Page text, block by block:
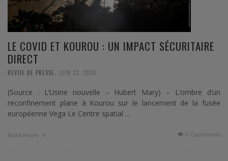
LE COVID ET KOUROU : UN IMPACT SÉCURITAIRE
DIRECT
REVUE DE PRESSE, JUIN 23, 2020
(Source : L’Usine nouvelle – Hubert Mary) – L’ombre d’un
reconfinement plane à Kourou sur le lancement de la fusée
européenne Vega Le Centre spatial …
Read more 0 Comments